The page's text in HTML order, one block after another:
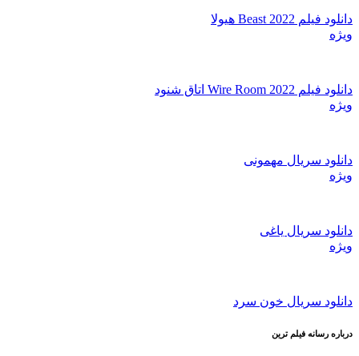
دانلود فیلم Beast 2022 هیولا
ویژه
دانلود فیلم Wire Room 2022 اتاق شنود
ویژه
دانلود سریال مهمونی
ویژه
دانلود سریال یاغی
ویژه
دانلود سریال خون سرد
درباره رسانه فیلم ترین